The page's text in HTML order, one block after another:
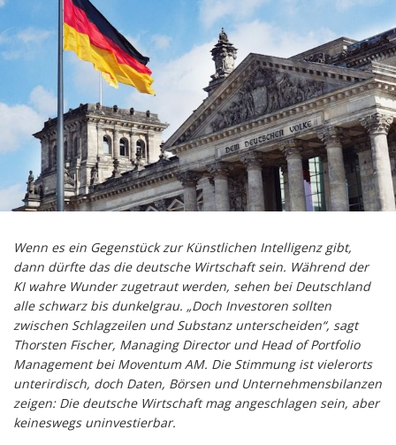
Wenn es ein Gegenstück zur Künstlichen Intelligenz gibt,
dann dürfte das die deutsche Wirtschaft sein. Während der
KI wahre Wunder zugetraut werden, sehen bei Deutschland
alle schwarz bis dunkelgrau. „Doch Investoren sollten
zwischen Schlagzeilen und Substanz unterscheiden“, sagt
Thorsten Fischer, Managing Director und Head of Portfolio
Management bei Moventum AM. Die Stimmung ist vielerorts
unterirdisch, doch Daten, Börsen und Unternehmensbilanzen
zeigen: Die deutsche Wirtschaft mag angeschlagen sein, aber
keineswegs uninvestierbar.